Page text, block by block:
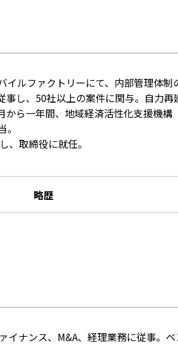
ルファクトリーにて、内部管理体制
し、50社以上の案件に関与。自力再
ら一年間、地域経済活性化支援機構
取締役に就任。
略歴
イナンス、M&A、経理業務に従事。